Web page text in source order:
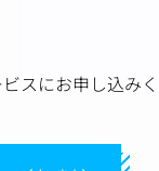
スにお申し込み